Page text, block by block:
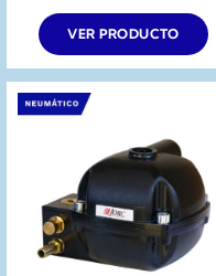
VER PRODUCTO